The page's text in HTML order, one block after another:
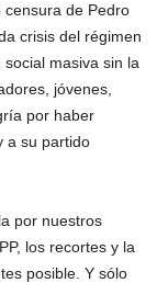
de Pedro
crisis del régimen
masiva sin la
jóvenes,
por haber
a su partido
por nuestros
los recortes y la
posible. Y sólo